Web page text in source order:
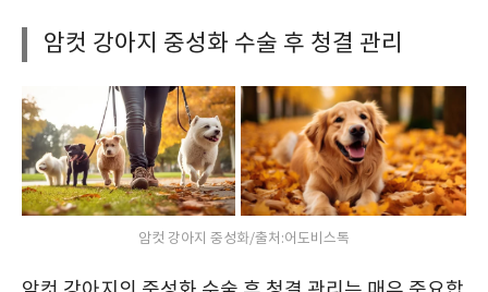
암컷 강아지 중성화 수술 후 청결 관리
암컷 강아지 중성화/출처:어도비스톡